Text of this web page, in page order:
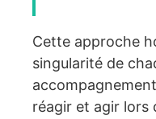
Cette approche
singularité de
réagir et agir lors